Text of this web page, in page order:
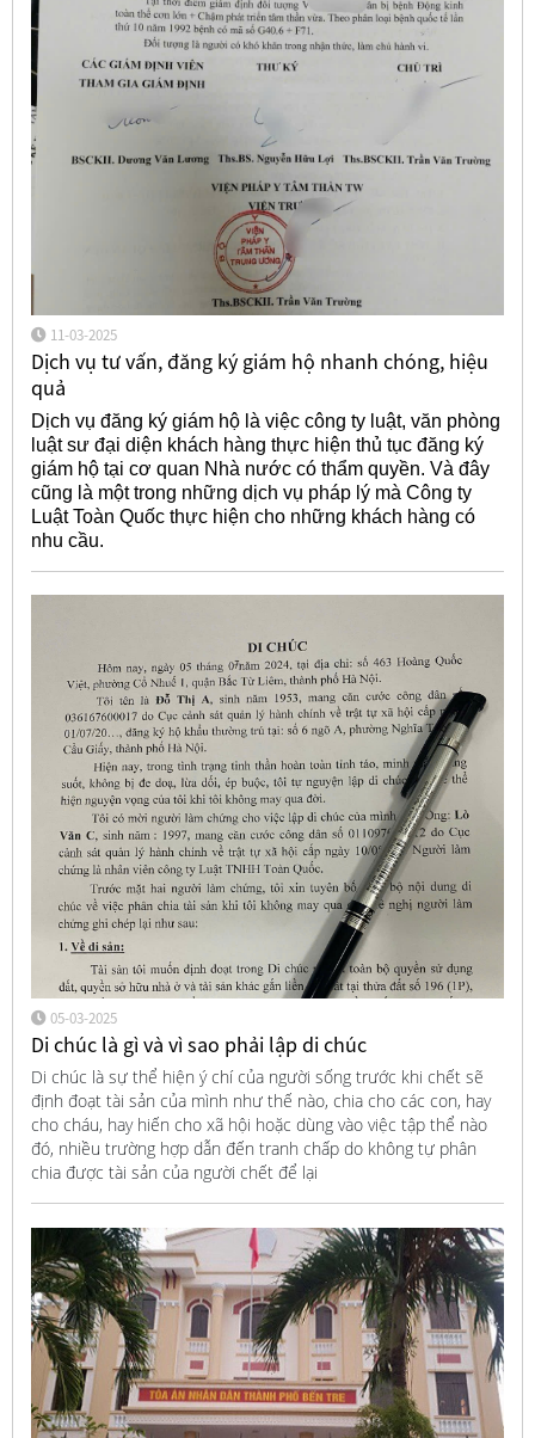
11-03-2025
Dịch vụ tư vấn, đăng ký giám hộ nhanh chóng, hiệu
quả
Dịch vụ đăng ký giám hộ là việc công ty luật, văn phòng
luật sư đại diện khách hàng thực hiện thủ tục đăng ký
giám hộ tại cơ quan Nhà nước có thẩm quyền. Và đây
cũng là một trong những dịch vụ pháp lý mà Công ty
Luật Toàn Quốc thực hiện cho những khách hàng có
nhu cầu.
05-03-2025
Di chúc là gì và vì sao phải lập di chúc
Di chúc là sự thể hiện ý chí của người sống trước khi chết sẽ
định đoạt tài sản của mình như thế nào, chia cho các con, hay
cho cháu, hay hiến cho xã hội hoặc dùng vào việc tập thể nào
đó, nhiều trường hợp dẫn đến tranh chấp do không tự phân
chia được tài sản của người chết để lại